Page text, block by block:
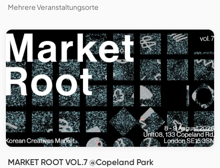
Mehrere Veranstaltungsorte
MARKET ROOT VOL.7 @Copeland Park